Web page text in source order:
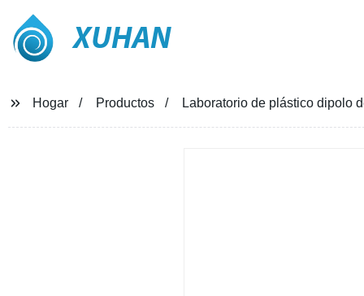
XUHAN
Hogar Productos Laboratorio de plástico dipolo